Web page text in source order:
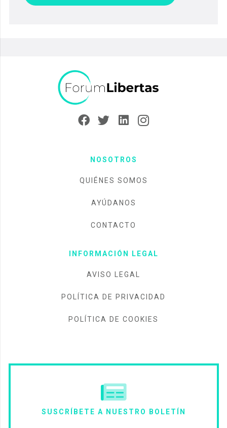
NOSOTROS
QUIÉNES SOMOS
AYÚDANOS
CONTACTO
INFORMACIÓN LEGAL
AVISO LEGAL
POLÍTICA DE PRIVACIDAD
POLÍTICA DE COOKIES
SUSCRÍBETE A NUESTRO BOLETÍN